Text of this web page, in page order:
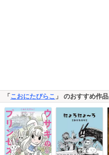
「こおにたびらこ 」 のおすすめ作品